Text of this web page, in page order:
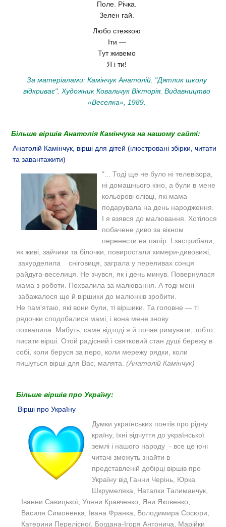
Поле. Річка.
Зелен гай.
Любо стежкою
Іти —
Тут живемо
Я і ти!
За матеріалами: Камінчук Анатолій. "Дятлик школу
відкриває". Художник Ковальчук Вікторія. Видавництво
«Веселка», 1989.
Більше віршів Анатолія Камінчука на нашому сайті:
Анатолій Камінчук, вірші для дітей (ілюстровані збірки, читати
та завантажити)
"... Тоді ще не було ні телевізора,
ні домашнього кіно, а були в мене
кольорові олівці, які мама
подарувала на день народження.
І я взявся до малювання. Хотілося
побачене диво за вікном
перенести на папір. І застрибали,
як живі, зайчики та білочки, повиростали химери-дивовижі,
захурделила сніговиця, заграла у переливах сонця
райдуга-веселиця. Не зчувся, як і день минув. Повернулася
мама з роботи. Похвалила за малювання. А тоді мені
забажалося ще й віршики до малюнків зробити.
Не пам'ятаю, які вони були, ті віршики. Та головне — ті
рядочки сподобалися мамі, і вона мене знову
похвалила. Мабуть, саме відтоді я й почав римувати, тобто
писати вірші. Отой радісний і святковий стан душі бережу в
собі, коли беруся за перо, коли мережу рядки, коли
пишуться вірші для Вас, малята. (Анатолій Камінчук)
Більше віршів про Україну:
Вірші про Україну
Думки українських поетів про рідну
країну, їхні відчуття до української
землі і нашого народу - все це юні
читачі зможуть знайти в
представленій добірці віршів про
Україну від Ганни Черінь, Юрка
Шкрумеляка, Наталки Талиманчук,
Іванни Савицької, Уляни Кравченко, Яни Яковенко,
Василя Симоненка, Івана Франка, Володимира Сосюри,
Катерини Перелісної, Богдана-Ігоря Антонича, Марійки